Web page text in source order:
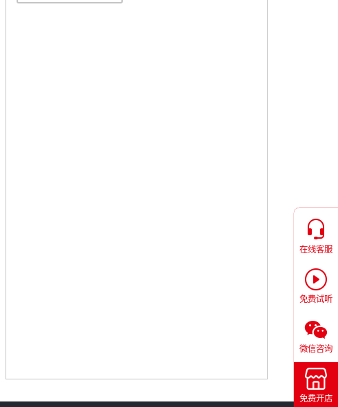
在线客服
免费试听
微信咨询
免费开店